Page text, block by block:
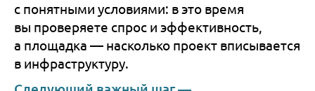
с понятными условиями: в это время
вы проверяете спрос и эффективность,
а площадка — насколько проект вписывается
в инфраструктуру.